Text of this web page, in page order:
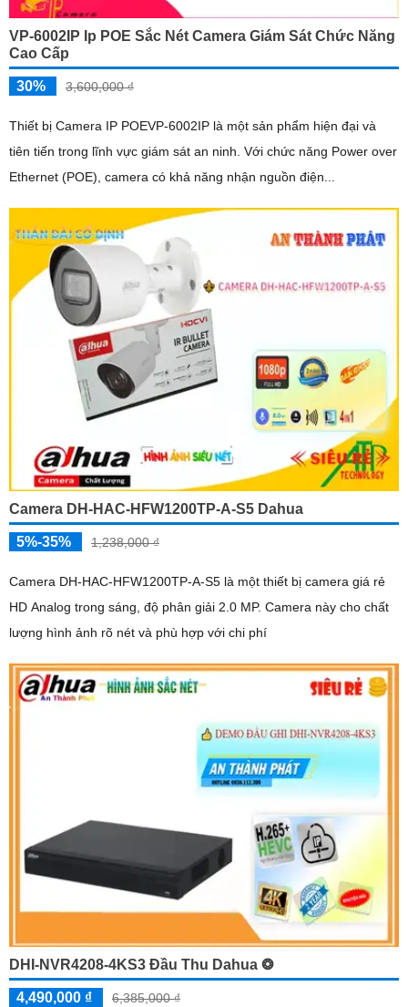
VP-6002IP Ip POE Sắc Nét Camera Giám Sát Chức Năng
Cao Cấp
30% 3,600,000 ₫
Thiết bị Camera IP POEVP-6002IP là một sản phẩm hiện đại và
tiên tiến trong lĩnh vực giám sát an ninh. Với chức năng Power over
Ethernet (POE), camera có khả năng nhận nguồn điện...
Camera DH-HAC-HFW1200TP-A-S5 Dahua
5%-35% 1,238,000 ₫
Camera DH-HAC-HFW1200TP-A-S5 là một thiết bị camera giá rẻ
HD Analog trong sáng, độ phân giải 2.0 MP. Camera này cho chất
lượng hình ảnh rõ nét và phù hợp với chi phí
DHI-NVR4208-4KS3 Đầu Thu Dahua ❂
4,490,000 ₫ 6,385,000 ₫